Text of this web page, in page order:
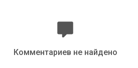
Комментариев не найдено